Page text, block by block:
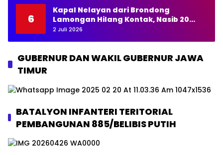
6
Kapal Nelayan dari Brondong
Lamongan Hilang Kontak, Nasib 20
Awak Masih Dicari
2 Juli 2026
GUBERNUR DAN WAKIL GUBERNUR JAWA
TIMUR
BATALYON INFANTERI TERITORIAL
PEMBANGUNAN 885/BELIBIS PUTIH